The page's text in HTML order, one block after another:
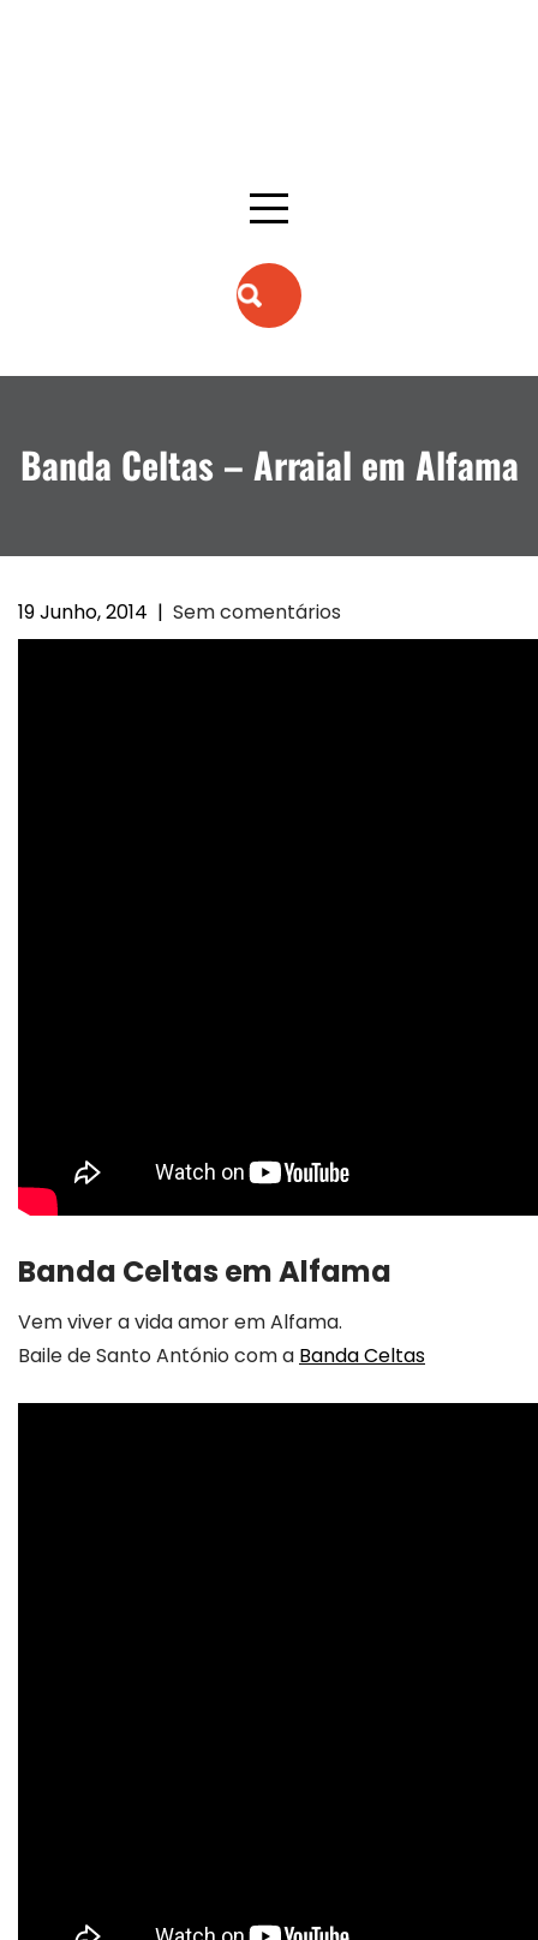
Banda Celtas – Arraial em Alfama
19 Junho, 2014 | Sem comentários
Banda Celtas em Alfama
Vem viver a vida amor em Alfama.
Baile de Santo António com a Banda Celtas